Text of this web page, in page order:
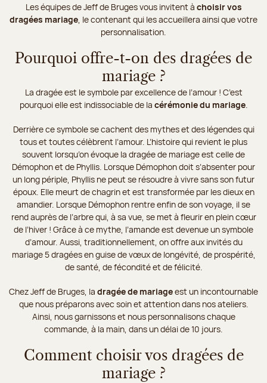
Les équipes de Jeff de Bruges vous invitent à choisir vos
dragées mariage, le contenant qui les accueillera ainsi que votre
personnalisation.
Pourquoi offre-t-on des dragées de
mariage ?
La dragée est le symbole par excellence de l’amour ! C’est
pourquoi elle est indissociable de la cérémonie du mariage.
Derrière ce symbole se cachent des mythes et des légendes qui
tous et toutes célèbrent l’amour. L’histoire qui revient le plus
souvent lorsqu’on évoque la dragée de mariage est celle de
Démophon et de Phyllis. Lorsque Démophon doit s’absenter pour
un long périple, Phyllis ne peut se résoudre à vivre sans son futur
époux. Elle meurt de chagrin et est transformée par les dieux en
amandier. Lorsque Démophon rentre enfin de son voyage, il se
rend auprès de l’arbre qui, à sa vue, se met à fleurir en plein cœur
de l’hiver ! Grâce à ce mythe, l’amande est devenue un symbole
d’amour. Aussi, traditionnellement, on offre aux invités du
mariage 5 dragées en guise de vœux de longévité, de prospérité,
de santé, de fécondité et de félicité.
Chez Jeff de Bruges, la dragée de mariageest un incontournable
que nous préparons avec soin et attention dans nos ateliers.
Ainsi, nous garnissons et nous personnalisons chaque
commande, à la main, dans un délai de 10 jours.
Comment choisir vos dragées de
mariage ?